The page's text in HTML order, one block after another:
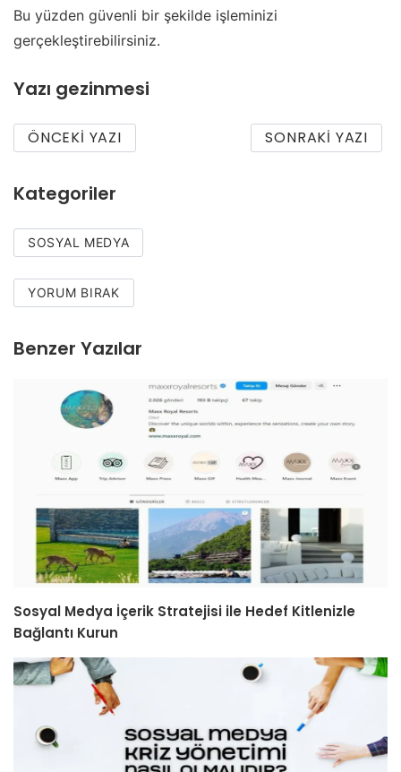
Bu yüzden güvenli bir şekilde işleminizi
gerçekleştirebilirsiniz.
Yazı gezinmesi
ÖNCEKI YAZI SONRAKI YAZI
Kategoriler
SOSYAL MEDYA
YORUM BIRAK
Benzer Yazılar
Sosyal Medya İçerik Stratejisi ile Hedef Kitlenizle
Bağlantı Kurun